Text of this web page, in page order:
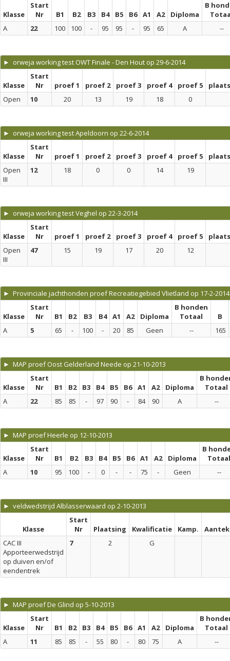
Klasse
Start
Nr
B1 B2 B3 B4 B5 B6 A1 A2 Diploma
B
A
22 100 100 - 95 95 - 95 65 A --
► orweja working test OWT Finale - Den Hout op 29-6-2014
Klasse
Start
Nr
proef 1 proef 2 proef 3 proef 4 proef 5
Open
10 20 13 19 18 0
► orweja working test Apeldoorn op 22-6-2014
Klasse
Start
Nr
proef 1 proef 2 proef 3 proef 4 proef 5
Open
III
12 18 0 0 14 19
► orweja working test Veghel op 22-3-2014
Klasse
Start
Nr
proef 1 proef 2 proef 3 proef 4 proef 5
Open
III
47 15 19 17 20 12
► Provinciale jachthonden proef Recreatiegebied Vlietland op 17-2-2014
Klasse
Start
Nr
B1 B2 B3 B4 A1 A2 Diploma
B honden
Totaal
B
A
5 65 - 100 - 20 85 Geen -- 165
► MAP proef Oost Gelderland Neede op 21-10-2013
Klasse
Start
Nr
B1 B2 B3 B4 B5 B6 A1 A2 Diploma
B
Totaal
A
22 85 85 - 97 90 - 84 90 A --
► MAP proef Heerle op 12-10-2013
Klasse
Start
Nr
B1 B2 B3 B4 B5 B6 A1 A2 Diploma
B
Totaal
A
10 95 100 - 0 - - 75 - Geen --
► veldwedstrijd Alblasserwaard op 2-10-2013
Klasse
Start
Nr
Plaatsing Kwalificatie Kamp.
CAC III
Apporteerwedstrijd
op duiven en/of
eendentrek
7 2 G
► MAP proef De Glind op 5-10-2013
Klasse
Start
Nr
B1 B2 B3 B4 B5 B6 A1 A2 Diploma
B
Totaal
A
11 85 85 - 55 80 - 80 75 A --